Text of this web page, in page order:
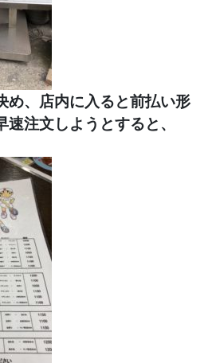
め、店内に入ると前払い形
注文しようとすると、